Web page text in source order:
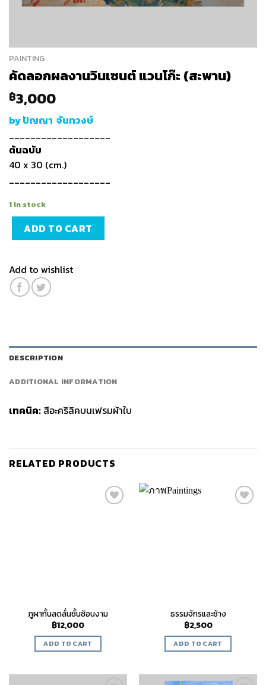
PAINTING
คัดลอกผลงานวินเซนต์ แวนโก๊ะ (สะพาน)
฿3,000
by ปัญญา จันทวงษ์
___________________
ต้นฉบับ
40 x 30 (cm.)
___________________
1 in stock
ADD TO CART
Add to wishlist
DESCRIPTION
ADDITIONAL INFORMATION
เทคนิค: สีอะคริลิคบนเฟรมผ้าใบ
RELATED PRODUCTS
ภูผากั้นลดลั่นชั้นซ้อนงาม
฿12,000
ADD TO CART
ธรรมจักรและช้าง
฿2,500
ADD TO CART